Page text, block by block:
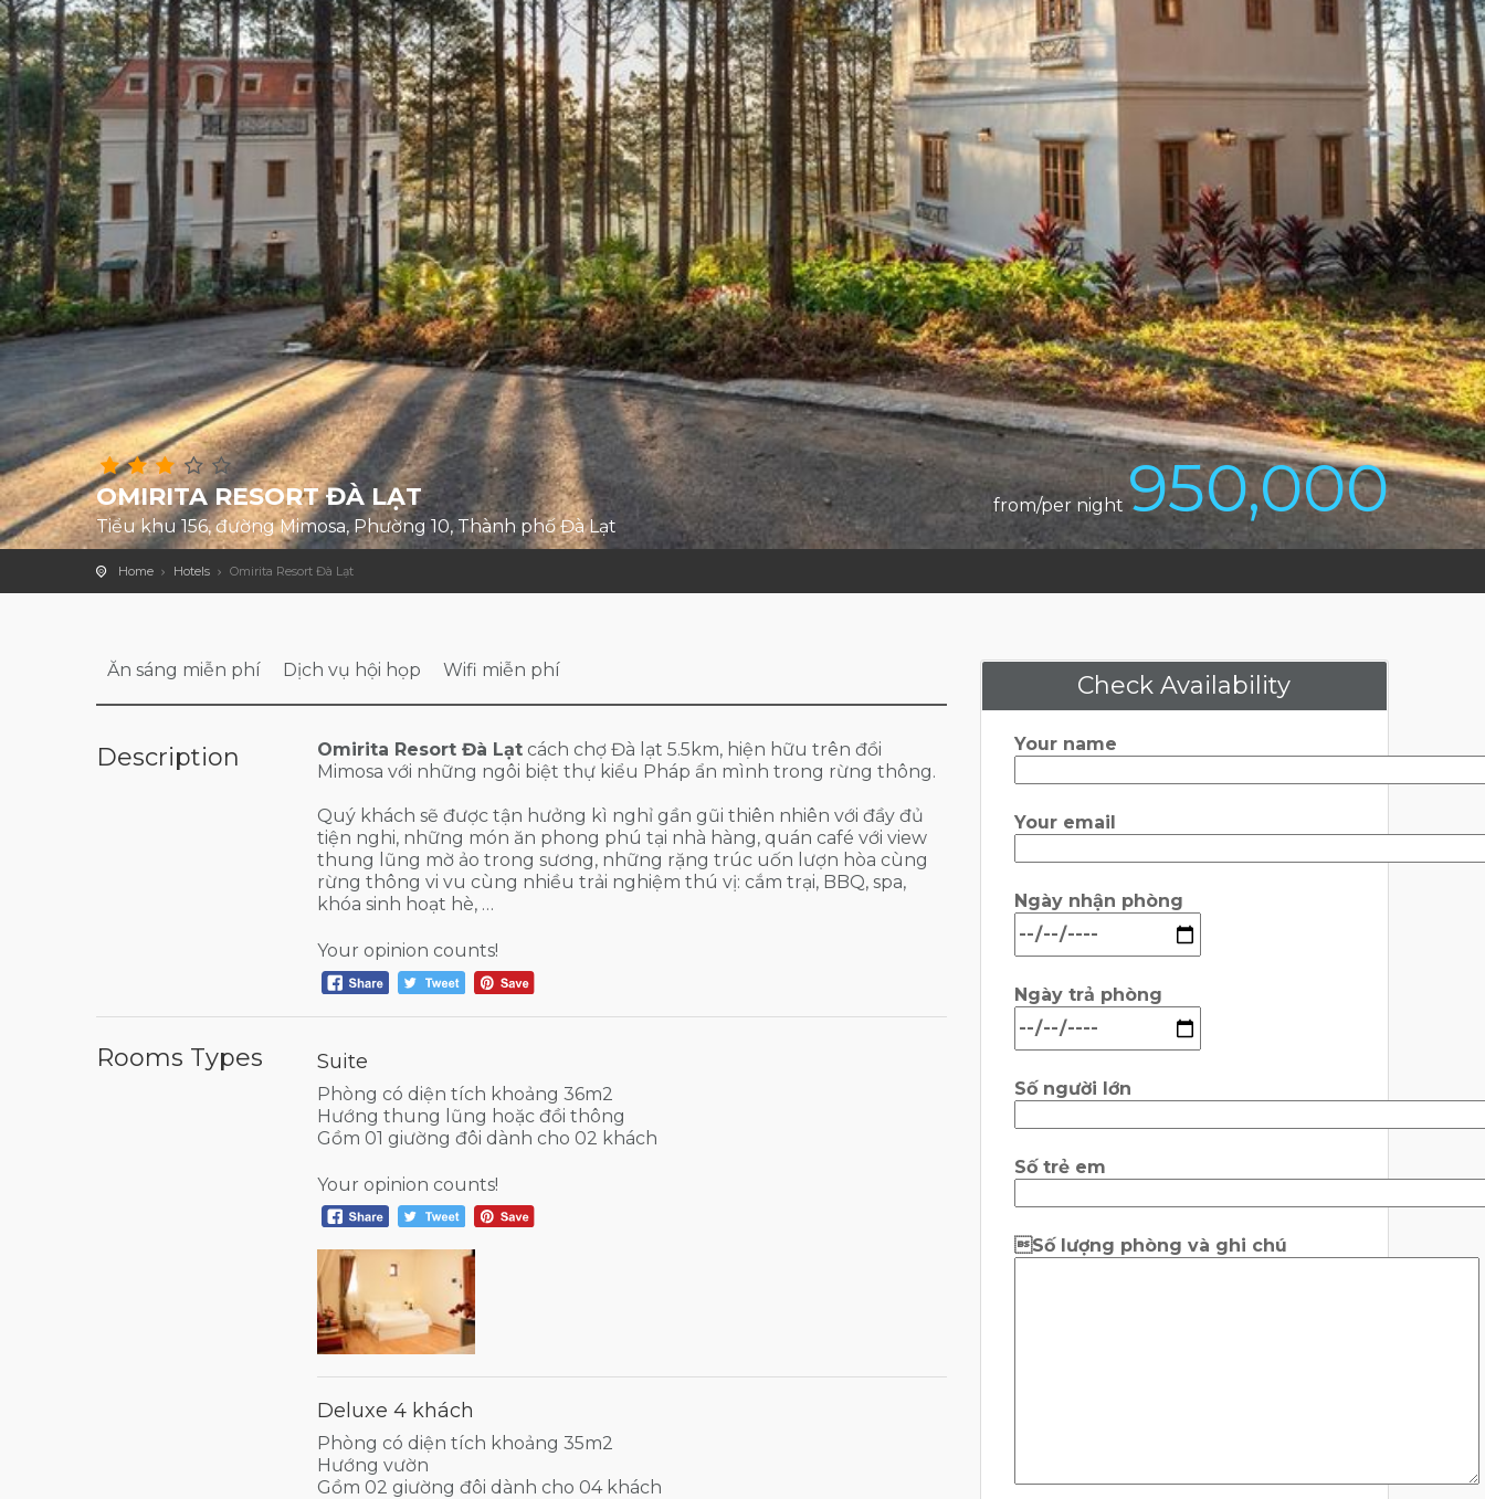
OMIRITA RESORT ĐÀ LẠT
Tiểu khu 156, đường Mimosa, Phường 10, Thành phố Đà Lạt
from/per night 950,000
Home Hotels Omirita Resort Đà Lạt
Ăn sáng miễn phí Dịch vụ hội họp Wifi miễn phí
Description Omirita Resort Đà Lạt cách chợ Đà lạt 5.5km, hiện hữu trên đồi
Mimosa với những ngôi biệt thự kiểu Pháp ẩn mình trong rừng thông.
Quý khách sẽ được tận hưởng kì nghỉ gần gũi thiên nhiên với đầy đủ
tiện nghi, những món ăn phong phú tại nhà hàng, quán café với view
thung lũng mờ ảo trong sương, những rặng trúc uốn lượn hòa cùng
rừng thông vi vu cùng nhiều trải nghiệm thú vị: cắm trại, BBQ, spa,
khóa sinh hoạt hè, …
Your opinion counts!
Rooms Types Suite
Phòng có diện tích khoảng 36m2
Hướng thung lũng hoặc đồi thông
Gồm 01 giường đôi dành cho 02 khách
Your opinion counts!
Deluxe 4 khách
Phòng có diện tích khoảng 35m2
Hướng vườn
Gồm 02 giường đôi dành cho 04 khách
Check Availability
Your name
Your email
Ngày nhận phòng
Ngày trả phòng
Số người lớn
Số trẻ em
Số lượng phòng và ghi chú